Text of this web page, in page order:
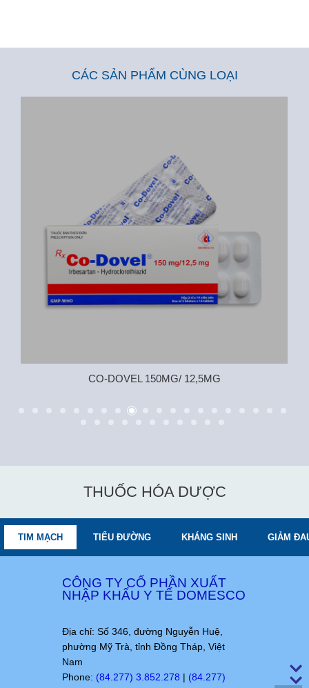
CÁC SẢN PHẨM CÙNG LOẠI
CO-DOVEL 150MG/ 12,5MG
THUỐC HÓA DƯỢC
TIM MẠCH TIỂU ĐƯỜNG KHÁNG SINH GIẢM
CÔNG TY CỔ PHẦN XUẤT
NHẬP KHẨU Y TẾ DOMESCO
Địa chỉ: Số 346, đường Nguyễn Huệ,
phường Mỹ Trà, tỉnh Đồng Tháp, Việt
Nam
Phone: (84.277) 3.852.278 | (84.277)